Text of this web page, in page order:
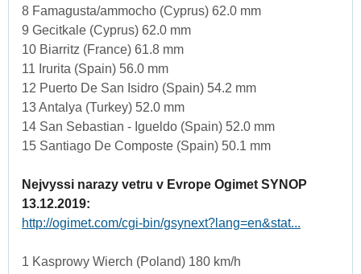
8 Famagusta/ammocho (Cyprus) 62.0 mm
9 Gecitkale (Cyprus) 62.0 mm
10 Biarritz (France) 61.8 mm
11 Irurita (Spain) 56.0 mm
12 Puerto De San Isidro (Spain) 54.2 mm
13 Antalya (Turkey) 52.0 mm
14 San Sebastian - Igueldo (Spain) 52.0 mm
15 Santiago De Composte (Spain) 50.1 mm
Nejvyssi narazy vetru v Evrope Ogimet SYNOP
13.12.2019:
http://ogimet.com/cgi-bin/gsynext?lang=en&stat...
1 Kasprowy Wierch (Poland) 180 km/h